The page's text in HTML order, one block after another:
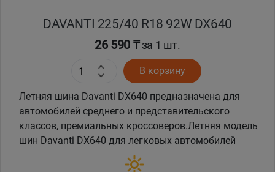
DAVANTI 225/40 R18 92W DX640
26 590 ₸за 1 шт.
В корзину
Летняя шина Davanti DX640 предназначена для
автомобилей среднего и представительского
классов, премиальных кроссоверов.Летняя модель
шин Davanti DX640 для легковых автомобилей